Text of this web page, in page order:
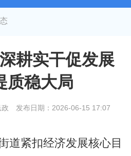
耕实干促发展
质稳大局
发布日期：2026-06-15 17:07
道紧扣经济发展核心目